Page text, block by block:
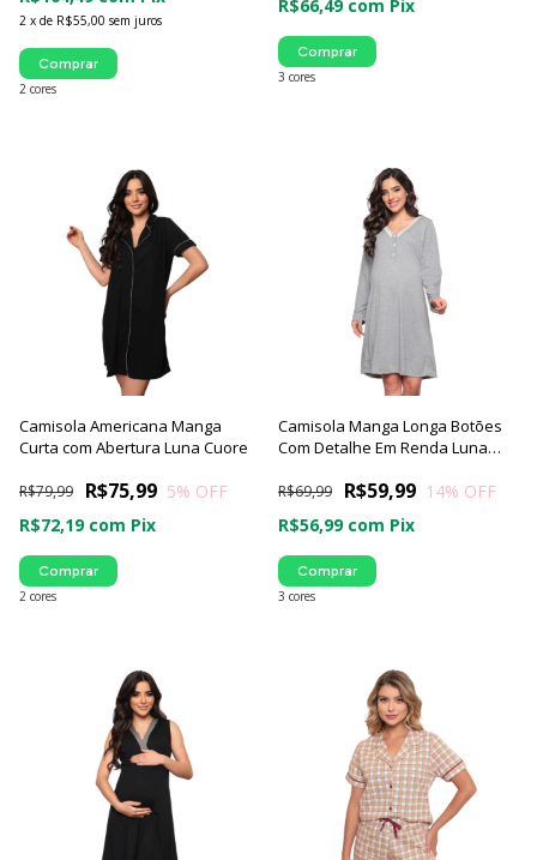
2 x de R$55,00 sem juros
2 cores
Comprar
R$66,49 com Pix
3 cores
Comprar
Camisola Americana Manga
Curta com Abertura Luna Cuore
R$75,99
R$79,99 5% OFF
R$72,19 com Pix
2 cores
Comprar
Camisola Manga Longa Botões
Com Detalhe Em Renda Luna
R$59,99
R$69,99 14% OFF
R$56,99 com Pix
3 cores
Comprar